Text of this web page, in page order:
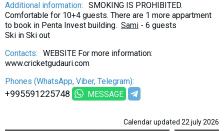
Additional information:
SMOKING IS PROHIBITED.
Comfortable for 10+4 guests. There are 1 more appartment
to book in Penta Invest building. Sami - 6 guests
Ski in Ski out
Contacts:
WEBSITE For more information:
www.cricketgudauri.com
Phones (WhatsApp, Viber, Telegram):
+995591225748 MESSAGE
Calendar updated 22 july 2026